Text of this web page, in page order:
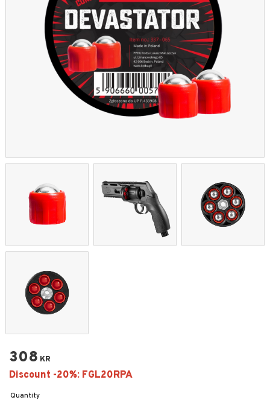
308 KR
Quantity